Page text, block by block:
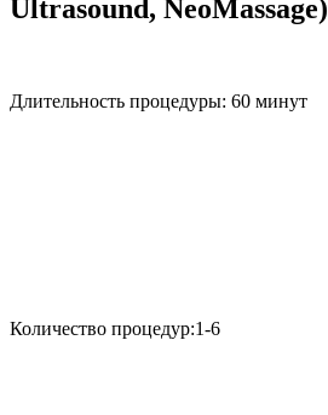
Ultrasound, NeoMassage)
Длительность процедуры: 60 минут
Количество процедур:1-6